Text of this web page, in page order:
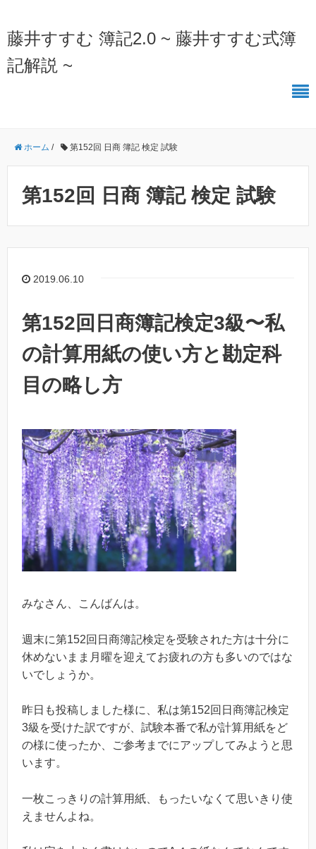
藤井すすむ 簿記2.0 ~ 藤井すすむ式簿
記解説 ~
ホーム / 第152回 日商 簿記 検定 試験
第152回 日商 簿記 検定 試験
2019.06.10
第152回日商簿記検定3級〜私
の計算用紙の使い方と勘定科
目の略し方
みなさん、こんばんは。
週末に第152回日商簿記検定を受験された方は十分に
休めないまま月曜を迎えてお疲れの方も多いのではな
いでしょうか。
昨日も投稿しました様に、私は第152回日商簿記検定
3級を受けた訳ですが、試験本番で私が計算用紙をど
の様に使ったか、ご参考までにアップしてみようと思
います。
一枚こっきりの計算用紙、もったいなくて思いきり使
えませんよね。